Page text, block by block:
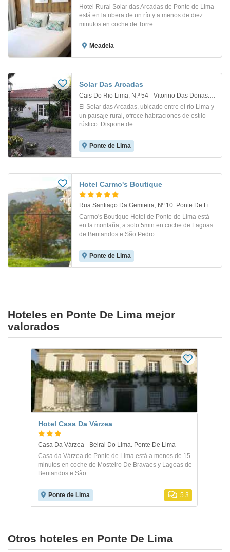
Hotel Rural Solar das Arcadas de Ponte de Lima
está en la ribera de un río y a menos de diez
minutos en coche de Torre...
Meadela
Solar Das Arcadas
Cais Do Rio Lima, N.º 54 - Vitorino Das Donas. Ponte De Lima
El Solar das Arcadas, ubicado entre el río Lima y
un paisaje rural, ofrece habitaciones de estilo
rústico. Dispone de...
Ponte de Lima
Hotel Carmo's Boutique
Rua Santiago Da Gemieira, Nº 10. Ponte De Lima
Carmo's Boutique Hotel de Ponte de Lima está
en la montaña, a solo 5min en coche de Lagoas
de Beritandos e São Pedro...
Ponte de Lima
Hoteles en Ponte De Lima mejor
valorados
Hotel Casa Da Várzea
Casa Da Várzea - Beiral Do Lima. Ponte De Lima
Casa da Várzea de Ponte de Lima está a menos de 15
minutos en coche de Mosteiro De Bravaes y Lagoas de
Beritandos e São...
Ponte de Lima 5.3
Otros hoteles en Ponte De Lima